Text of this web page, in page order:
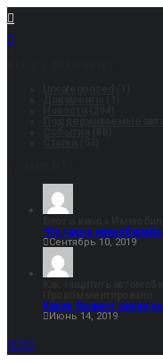
Что такое
Сентябрь 10, 2019
Какие бывают замки
Июнь 14, 2019